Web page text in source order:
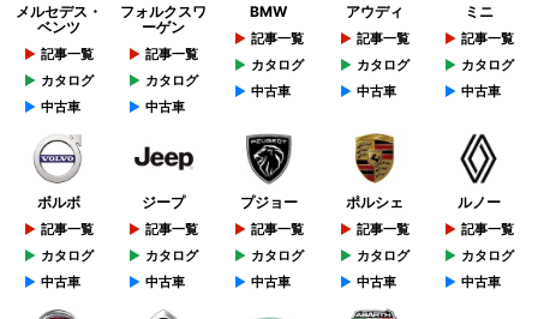
メルセデス・
ベンツ
記事一覧
カタログ
中古車
フォルクスワ
ーゲン
記事一覧
カタログ
中古車
BMW
記事一覧
カタログ
中古車
アウディ
記事一覧
カタログ
中古車
ミニ
記事一覧
カタログ
中古車
ボルボ
記事一覧
カタログ
中古車
ジープ
記事一覧
カタログ
中古車
プジョー
記事一覧
カタログ
中古車
ポルシェ
記事一覧
カタログ
中古車
ルノー
記事一覧
カタログ
中古車